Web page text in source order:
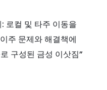
로컬 및 타주 이동을
주 문제와 해결책에
구성된 금성 이삿짐”